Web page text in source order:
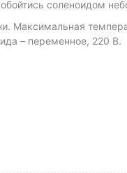
соленоидом
Максимальная
– переменное, 220 В.